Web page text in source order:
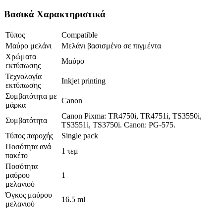
Βασικά Χαρακτηριστικά
Τύπος
Compatible
Μαύρο μελάνι
Μελάνι βασισμένο σε πιγμέντα
Χρώματα
εκτύπωσης
Μαύρο
Τεχνολογία
εκτύπωσης
Inkjet printing
Συμβατότητα με
μάρκα
Canon
Συμβατότητα
Canon Pixma: TR4750i, TR4751i, TS3550i,
TS3551i, TS3750i. Canon: PG-575.
Τύπος παροχής
Single pack
Ποσότητα ανά
πακέτο
1 τεμ
Ποσότητα
μαύρου
μελανιού
1
Όγκος μαύρου
μελανιού
16.5 ml